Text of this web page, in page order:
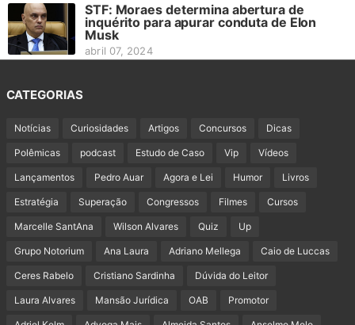
STF: Moraes determina abertura de
inquérito para apurar conduta de Elon
Musk
abril 07, 2024
CATEGORIAS
Notícias Curiosidades Artigos Concursos Dicas
Polêmicas podcast Estudo de Caso Vip Vídeos
Lançamentos Pedro Auar Agora e Lei Humor Livros
Estratégia Superação Congressos Filmes Cursos
Marcelle SantAna Wilson Alvares Quiz Up
Grupo Notorium Ana Laura Adriano Mellega Caio de Luccas
Ceres Rabelo Cristiano Sardinha Dúvida do Leitor
Laura Alvares Mansão Jurídica OAB Promotor